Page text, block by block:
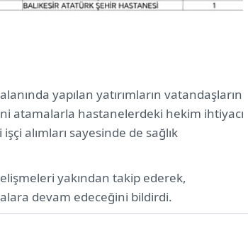
yapılan yatırımların vatandaşların
atamalarla hastanelerdeki hekim ihtiyacı
alımları sayesinde de sağlık
yakından takip ederek,
devam edeceğini bildirdi.